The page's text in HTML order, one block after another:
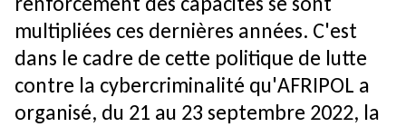
multipliées ces dernières années. C'est
dans le cadre de cette politique de lutte
contre la cybercriminalité qu'AFRIPOL a
organisé, du 21 au 23 septembre 2022, la